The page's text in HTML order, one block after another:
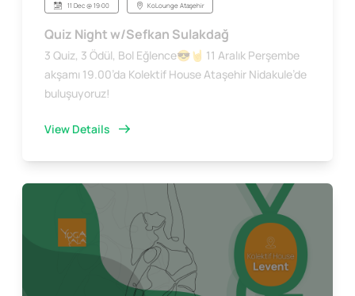
11 Dec @ 19:00 KoLounge Ataşehir
Quiz Night w/Sefkan Sulakdağ
3 Quiz, 3 Ödül, Bol Eğlence😎🤘 11 Aralık Perşembe
akşamı 19.00’da Kolektif House Ataşehir Nidakule’de
buluşuyoruz!
View Details